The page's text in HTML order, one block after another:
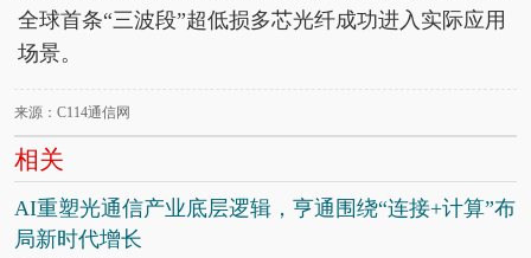
全球首条“三波段”超低损多芯光纤成功进入实际应用
场景。
来源：C114通信网
相关
AI重塑光通信产业底层逻辑，亨通围绕“连接+计算”布
局新时代增长